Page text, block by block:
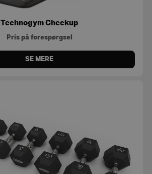
Technogym Checkup
Pris på forespørgsel
SE MERE